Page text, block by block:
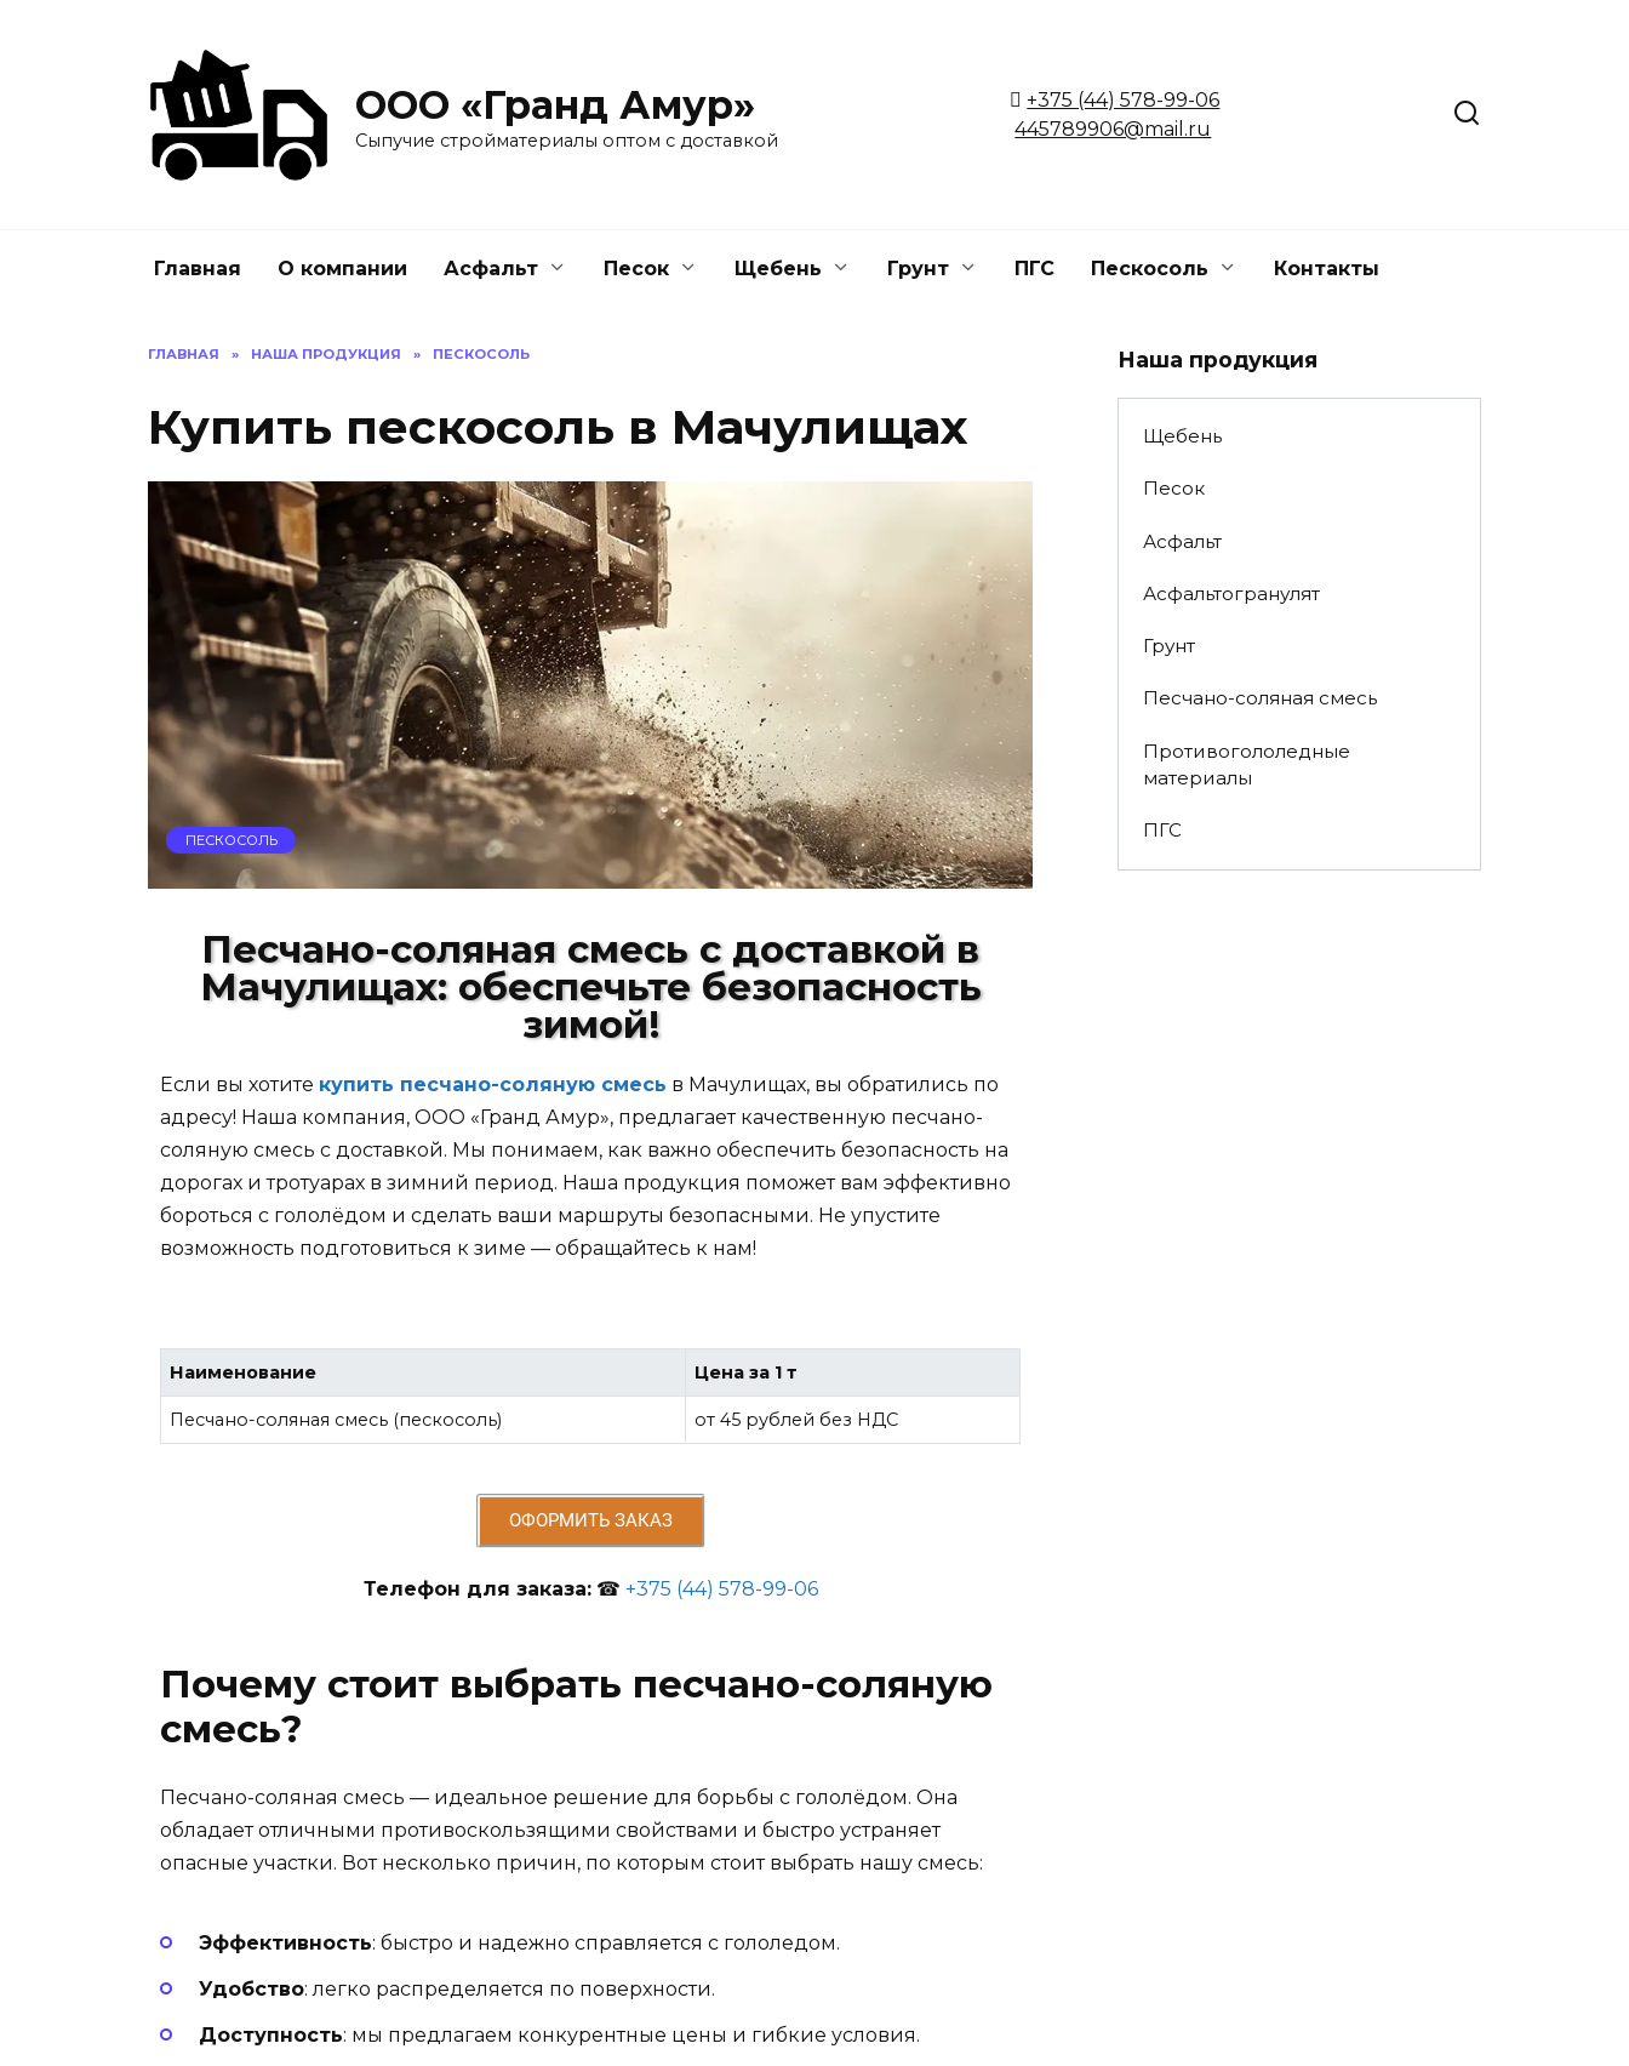
ООО «Гранд Амур»
Сыпучие стройматериалы оптом с доставкой
+375 (44) 578-99-06
445789906@mail.ru
Главная О компании Асфальт Песок Щебень Грунт ПГС Пескосоль Контакты
ГЛАВНАЯ » НАША ПРОДУКЦИЯ » ПЕСКОСОЛЬ
Купить пескосоль в Мачулищах
ПЕСКОСОЛЬ
Песчано-соляная смесь с доставкой в
Мачулищах: обеспечьте безопасность
зимой!
Если вы хотите купить песчано-соляную смесь в Мачулищах, вы обратились по
адресу! Наша компания, ООО «Гранд Амур», предлагает качественную песчано-
соляную смесь с доставкой. Мы понимаем, как важно обеспечить безопасность на
дорогах и тротуарах в зимний период. Наша продукция поможет вам эффективно
бороться с гололёдом и сделать ваши маршруты безопасными. Не упустите
возможность подготовиться к зиме — обращайтесь к нам!
Наименование Цена за 1 т
Песчано-соляная смесь (пескосоль) от 45 рублей без НДС
ОФОРМИТЬ ЗАКАЗ
Телефон для заказа:☎ +375 (44) 578-99-06
Почему стоит выбрать песчано-соляную
смесь?
Песчано-соляная смесь — идеальное решение для борьбы с гололёдом. Она
обладает отличными противоскользящими свойствами и быстро устраняет
опасные участки. Вот несколько причин, по которым стоит выбрать нашу смесь:
Эффективность: быстро и надежно справляется с гололедом.
Удобство: легко распределяется по поверхности.
Доступность: мы предлагаем конкурентные цены и гибкие условия.
Наша продукция
Щебень
Песок
Асфальт
Асфальтогранулят
Грунт
Песчано-соляная смесь
Противогололедные
материалы
ПГС